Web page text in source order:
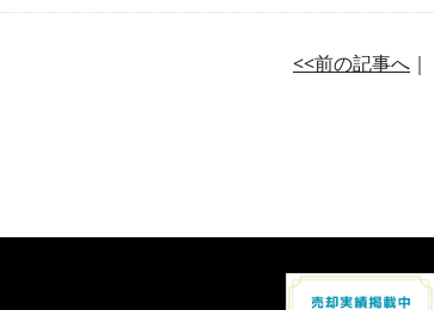
<<前の記事へ ｜